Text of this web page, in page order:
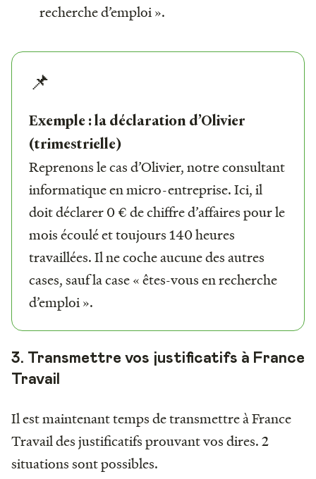
recherche d’emploi ».
📌
Exemple : la déclaration d’Olivier
(trimestrielle)
Reprenons le cas d’Olivier, notre consultant
informatique en micro-entreprise. Ici, il
doit déclarer 0 € de chiffre d’affaires pour le
mois écoulé et toujours 140 heures
travaillées. Il ne coche aucune des autres
cases, sauf la case « êtes-vous en recherche
d’emploi ».
3. Transmettre vos justificatifs à France
Travail
Il est maintenant temps de transmettre à France
Travail des justificatifs prouvant vos dires. 2
situations sont possibles.